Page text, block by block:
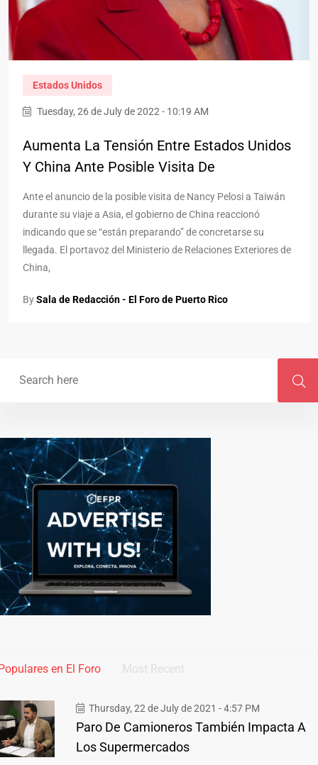
Estados Unidos
Tuesday, 26 de July de 2022 - 10:19 AM
Aumenta La Tensión Entre Estados Unidos
Y China Ante Posible Visita De
Ante el anuncio de la posible visita de Nancy Pelosi a Taiwán
durante su viaje a Asia, el gobierno de China reaccionó
indicando que se “están preparando” de concretarse su
llegada. El portavoz del Ministerio de Relaciones Exteriores de
China,
BySala de Redacción - El Foro de Puerto Rico
en El Foro Most Recent
Thursday, 22 de July de 2021 - 4:57 PM
Paro De Camioneros También Impacta A
Los Supermercados